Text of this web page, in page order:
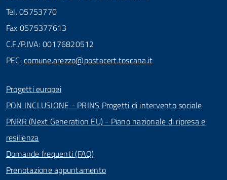
Tel. 05753770
Fax 0575377613
C.F./P.IVA: 00176820512
PEC:comune.arezzo@postacert.toscana.it
Progetti europei
PON INCLUSIONE - PRINS Progetti di intervento sociale
PNRR (Next Generation EU) - Piano nazionale di ripresa e
resilienza
Domande frequenti (FAQ)
Prenotazione appuntamento